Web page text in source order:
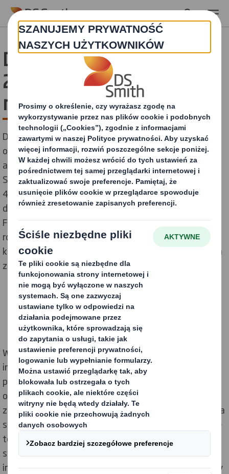
Skip to main content
DS Smith ogłasza, że do
2050 roku stanie się firmą
neutralną klimatycznie
DS Smith, wiodący dostawca przyjaznych środowisku
opakowań z tektury falistej, ogłosił dzisiaj szereg
ambitnych celów klimatycznych. W ramach tzw.
Science Based Target do 2030 roku firma zredukuje o
40% (w porównaniu z poziomami z 2019 roku) emisję
dwutlenku węgla przypadającą na tonę produktu.
Firma zobowiązała się także do osiągnięcia do 2050
roku zerowego poziomu emisji netto, czyli stanu, w
którym działania podejmowane przez firmę i związana
z nimi emisja CO2 nie wywierają wpływu na klimat.
Wspomniane cele zostaną zatwierdzone przez
inicjatywę Science Based Target jako zgodne z celami
porozumienia paryskiego, planu działań mającego
ograniczyć globalne ocieplenie. Podkreśleniu ambicji i
zaangażowania DS Smith w zrównoważony rozwój ma
służyć także członkostwo firmy w kampanii ONZ „Race
to Zero” [„Wyścig do neutralności”]. Aby zrealizować
swoje zamiary, firma wprowadzi szereg rozwiązań
inżynieryjnych, w tym wykorzystanie lokalnej biomasy